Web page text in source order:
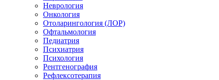
Неврология
Онкология
Отоларингология (ЛОР)
Офтальмология
Педиатрия
Психиатрия
Психология
Рентгенография
Рефлексотерапия